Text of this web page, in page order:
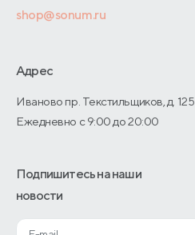
Договор-оферты
Оптовые продажи
О производстве
shop@sonum.ru
Адрес
Иваново пр. Текстильщиков, д. 125
Ежедневно с 9:00 до 20:00
Подпишитесь на наши
новости